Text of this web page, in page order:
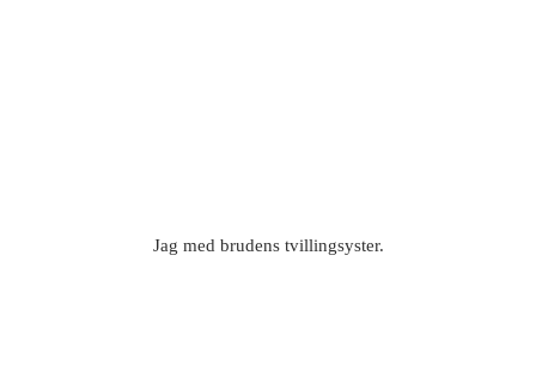
Jag med brudens tvillingsyster.